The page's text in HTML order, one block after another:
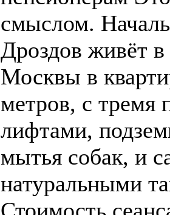
смыслом.
Дроздов живёт в
Москвы в
метров, с
лифтами,
мытья собак, и
натуральными